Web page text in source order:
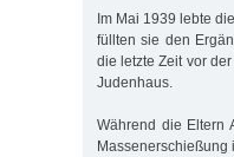
Im Mai 1939 lebte
füllten sie den
die letzte Zeit vor
Juden­haus.
Während die Eltern
Massenerschießung